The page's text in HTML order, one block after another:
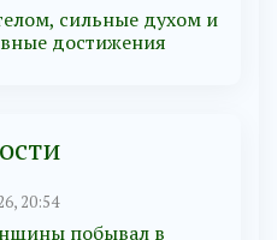
сильные духом и
достижения
20:54
побывал в